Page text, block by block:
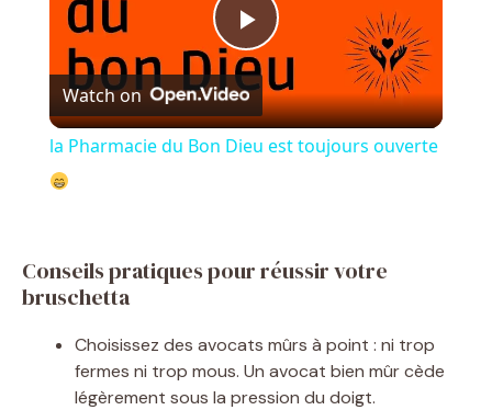
P
l
i
Watch on
la Pharmacie du Bon Dieu est toujours ouverte
Conseils pratiques pour réussir votre
bruschetta
Choisissez des avocats mûrs à point : ni trop
fermes ni trop mous. Un avocat bien mûr cède
légèrement sous la pression du doigt.